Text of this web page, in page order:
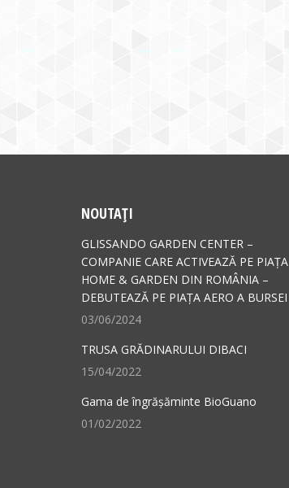
NOUTAȚI
GLISSANDO GARDEN CENTER –
COMPANIE CARE ACTIVEAZĂ PE PIAȚA
HOME & GARDEN DIN ROMÂNIA –
DEBUTEAZĂ PE PIAȚA AERO A BURSEI
03/06/2024
TRUSA GRĂDINARULUI DIBACI
15/04/2022
Gama de îngrășăminte BioGuano
01/02/2022